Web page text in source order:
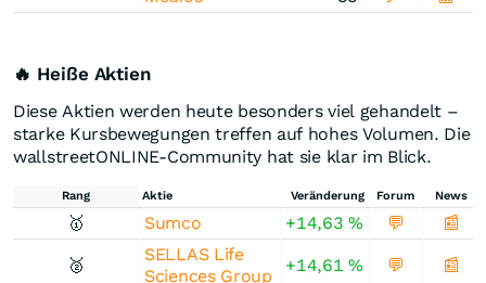
🔥 Heiße Aktien
Diese Aktien werden heute besonders viel gehandelt –
starke Kursbewegungen treffen auf hohes Volumen. Die
wallstreetONLINE-Community hat sie klar im Blick.
Rang Aktie Veränderung Forum News
🥇 Sumco +14,63% 💬 📰
🥈
SELLAS Life
Sciences Group
+14,61% 💬 📰